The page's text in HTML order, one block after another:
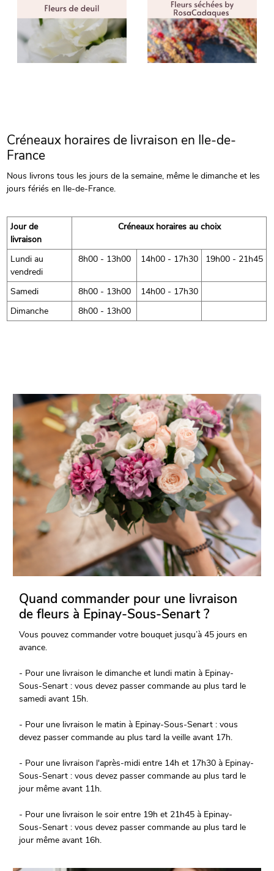
Créneaux horaires de livraison en Ile-de-
France
Nous livrons tous les jours de la semaine, même le dimanche et les
jours fériés en Ile-de-France.
Jour de
livraison
Créneaux horaires au choix
Lundi au
vendredi
8h00 - 13h00 14h00 - 17h30 19h00 - 21h45
Samedi 8h00 - 13h00
14h00 - 17h30
Dimanche
8h00 - 13h00
Quand commander pour une livraison
de fleurs à Epinay-Sous-Senart ?
Vous pouvez commander votre bouquet jusqu’à 45 jours en
avance.
- Pour une livraison le dimanche et lundi matin à Epinay-
Sous-Senart : vous devez passer commande au plus tard le
samedi avant 15h.
- Pour une livraison le matin à Epinay-Sous-Senart : vous
devez passer commande au plus tard la veille avant 17h.
- Pour une livraison l'après-midi entre 14h et 17h30 à Epinay-
Sous-Senart : vous devez passer commande au plus tard le
jour même avant 11h.
- Pour une livraison le soir entre 19h et 21h45 à Epinay-
Sous-Senart : vous devez passer commande au plus tard le
jour même avant 16h.